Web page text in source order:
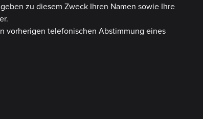
zu diesem Zweck Ihren Namen sowie Ihre
vorherigen telefonischen Abstimmung eines